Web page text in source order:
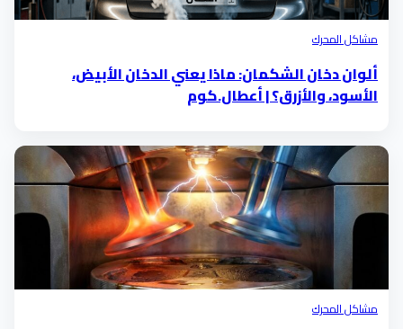
مشاكل المحرك
ألوان دخان الشكمان: ماذا يعني الدخان الأبيض،
الأسود، والأزرق؟ | أعطال.كوم
مشاكل المحرك